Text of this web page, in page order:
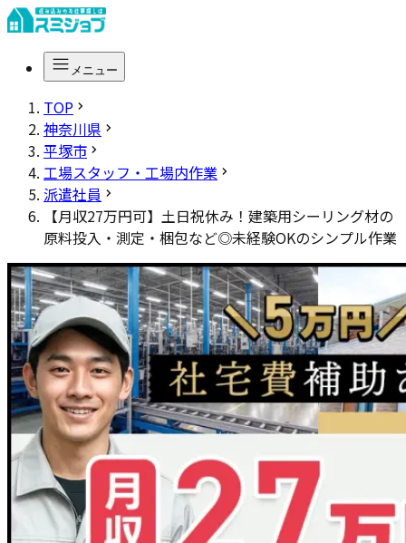
メニュー
TOP
神奈川県
平塚市
工場スタッフ・工場内作業
派遣社員
【月収27万円可】土日祝休み！建築用シーリング材の
原料投入・測定・梱包など◎未経験OKのシンプル作業